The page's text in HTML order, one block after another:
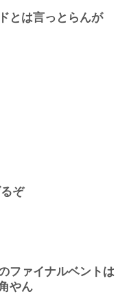
とは言っとらんが
ぞ
ファイナルベントは
やん